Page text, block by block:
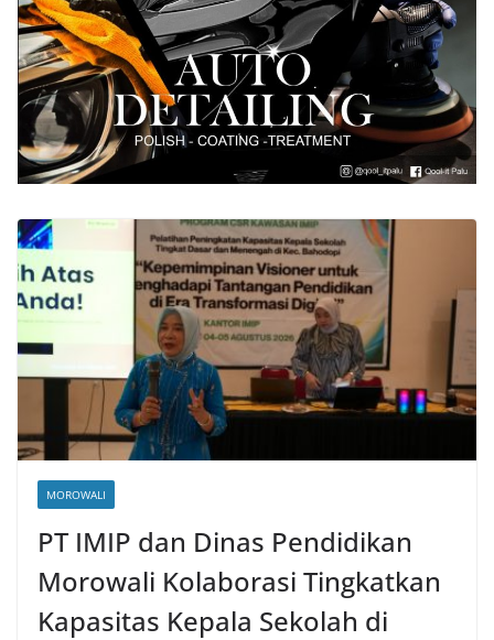
MOROWALI
PT IMIP dan Dinas Pendidikan
Morowali Kolaborasi Tingkatkan
Kapasitas Kepala Sekolah di